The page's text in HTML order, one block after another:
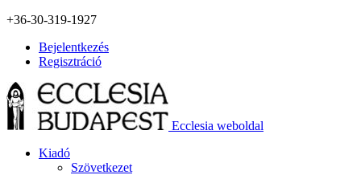
+36-30-319-1927
Bejelentkezés
Regisztráció
Ecclesia weboldal
Kiadó
Szövetkezet